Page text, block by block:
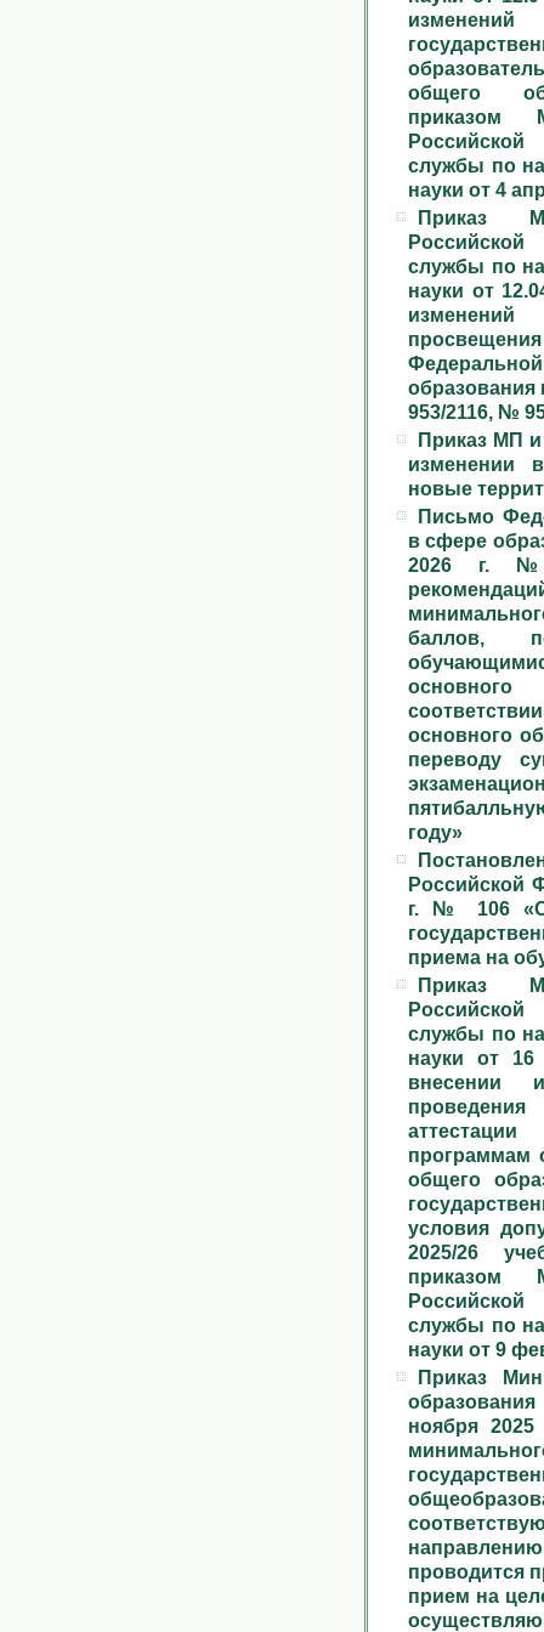
общего
приказом
службы по
науки от 4
Приказ
службы по
науки от
изменений
образования
953/2116, №
Приказ МП
изменении
новые
Письмо
в сфере
2026 г. №
баллов,
основного
переводу
году»
Российской
г. № 106
приема на
Приказ
службы по
науки от
внесении
проведения
программам
общего
условия
2025/26
приказом
службы по
науки от 9
Приказ
ноября
проводится
прием на